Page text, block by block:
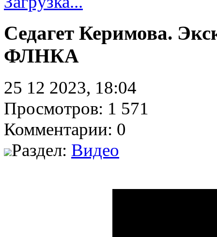
Седагет Керимова.
ФЛНКА
25 12 2023, 18:04
Просмотров: 1 571
Комментарии: 0
Раздел: Видео